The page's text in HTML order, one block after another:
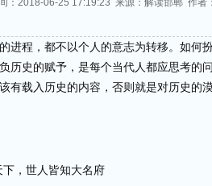
：2018-06-25 17:19:23 来源：解读邯郸 作者
进程，都不以个人的意志为转移。如何
历史的赋予，是每个当代人都应思考的
有载入历史的内容，否则就是对历史的
下，世人皆知大名府